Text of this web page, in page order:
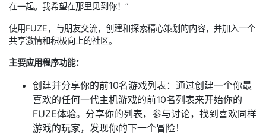
在一起。我希望在那里见到你！”
使用FUZE，与朋友交流，创建和探索精心策划的内容，并加入一个
共享激情和积极向上的社区。
主要应用程序功能：
创建并分享你的前10名游戏列表：通过创建一个你最
喜欢的任何一代主机游戏的前10名列表来开始你的
FUZE体验。分享你的列表，参与讨论，找到喜欢同样
游戏的玩家，发现你的下一个冒险！